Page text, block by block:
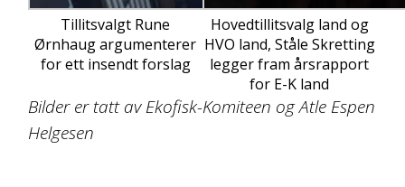
Tillitsvalgt Rune
Ørnhaug argumenterer
for ett insendt forslag
Hovedtillitsvalg land og
HVO land, Ståle Skretting
legger fram årsrapport
for E-K land
Bilder er tatt av Ekofisk-Komiteen og Atle Espen
Helgesen